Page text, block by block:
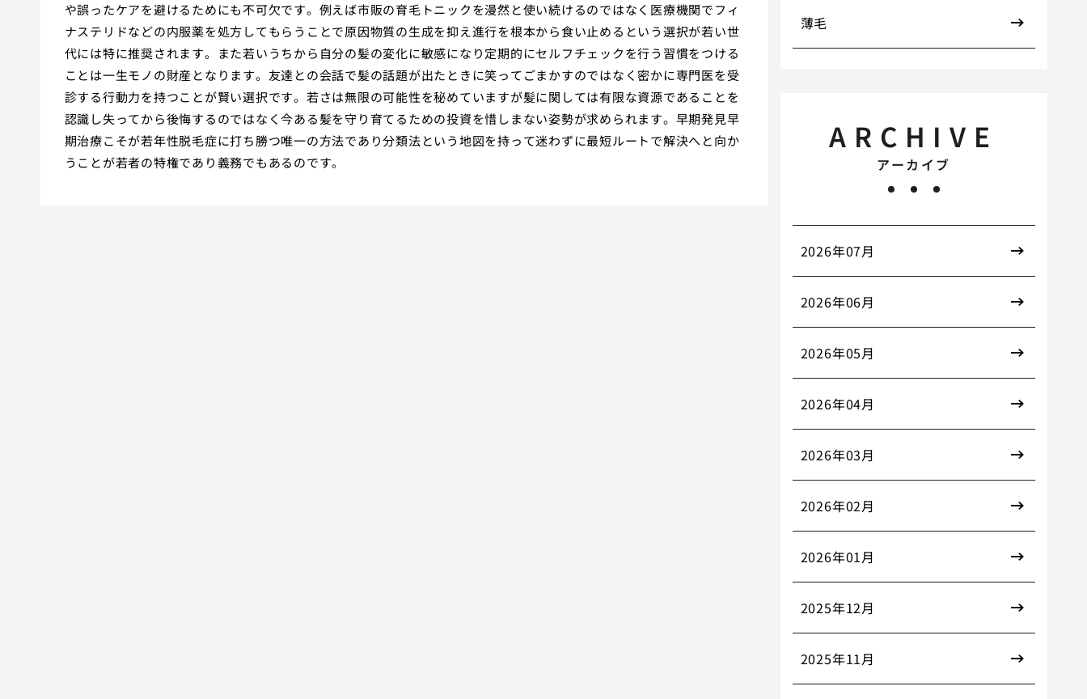
や誤ったケアを避けるためにも不可欠です。例えば市販の育毛トニックを漫然と使い続けるのではなく医療機関でフィ
ナステリドなどの内服薬を処方してもらうことで原因物質の生成を抑え進行を根本から食い止めるという選択が若い世
代には特に推奨されます。また若いうちから自分の髪の変化に敏感になり定期的にセルフチェックを行う習慣をつける
ことは一生モノの財産となります。友達との会話で髪の話題が出たときに笑ってごまかすのではなく密かに専門医を受
診する行動力を持つことが賢い選択です。若さは無限の可能性を秘めていますが髪に関しては有限な資源であることを
認識し失ってから後悔するのではなく今ある髪を守り育てるための投資を惜しまない姿勢が求められます。早期発見早
期治療こそが若年性脱毛症に打ち勝つ唯一の方法であり分類法という地図を持って迷わずに最短ルートで解決へと向か
うことが若者の特権であり義務でもあるのです。
薄毛
ARCHIVE
アーカイブ
2026年07月
2026年06月
2026年05月
2026年04月
2026年03月
2026年02月
2026年01月
2025年12月
2025年11月